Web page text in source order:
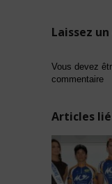
Laissez
Vous devez
commentaire
Articles